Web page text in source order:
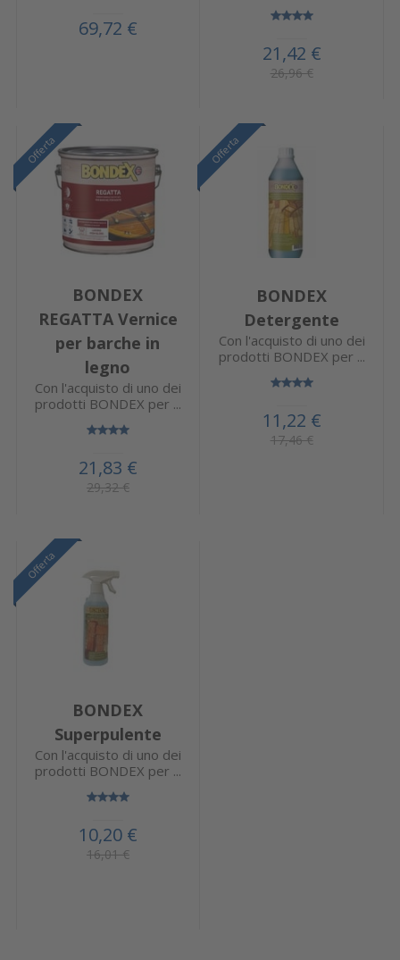
69,72 €
21,42 €
26,96 €
Offerta
BONDEX
REGATTA Vernice
per barche in
legno
Con l'acquisto di uno dei
prodotti BONDEX per ...
21,83 €
29,32 €
Offerta
BONDEX
Detergente
Con l'acquisto di uno dei
prodotti BONDEX per ...
11,22 €
17,46 €
Offerta
BONDEX
Superpulente
Con l'acquisto di uno dei
prodotti BONDEX per ...
10,20 €
16,01 €